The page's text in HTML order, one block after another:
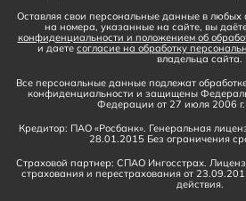
Оставляя свои персональные данные в
на номера, указанные на сайте, вы
конфиденциальности и положением об
и даете согласие на обработку
владельца сайта.
Все персональные данные подлежат
конфиденциальности и защищены
Федерации от 27 июля 2006
Кредитор: ПАО «Росбанк». Генеральная
28.01.2015 Без ограничения
Страховой партнер: СПАО Ингосстрах.
страхования и перестрахования от
действия.